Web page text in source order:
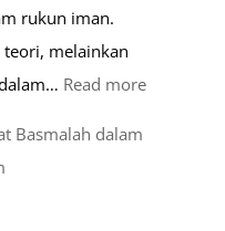
rukun iman.
teori, melainkan
Read more:
Basmalah dalam